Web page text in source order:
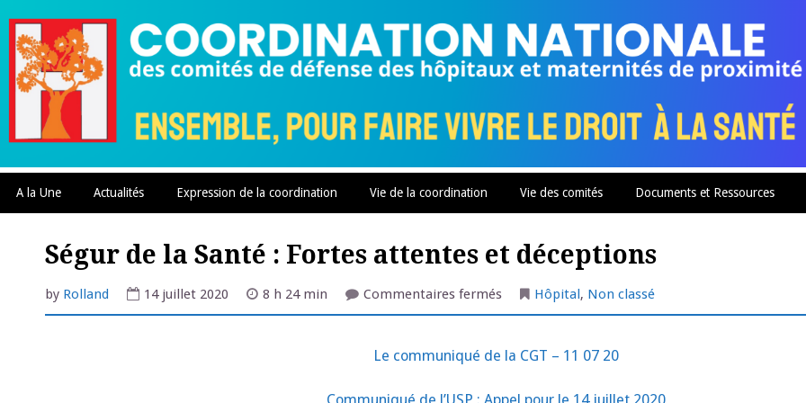
content
A la Une Actualités Expression de la coordination Vie de la coordination Vie des comités Documents et Ressources
Ségur de la Santé : Fortes attentes et déceptions
by Rolland 14 juillet 2020 8 h 24 min Commentaires ferméssur
de
et
Hôpital, Non classé
Le communiqué de la CGT – 11 07 20